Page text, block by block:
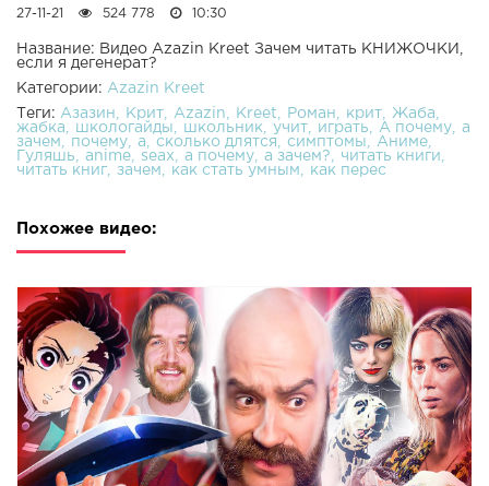
27-11-21 524 778 10:30
Название: Видео Azazin Kreet Зачем читать КНИЖОЧКИ,
если я дегенерат?
Категории: Azazin Kreet
Теги: Азазин Крит Azazin Kreet Роман крит
Жаба
жабка
школогайды школьник учит играть А почему
а
зачем
почему а сколько длятся симптомы
Аниме
Гуляшь
anime seax а почему а зачем?
читать книги
читать книг
зачем как стать умным как перес
Похожее видео: